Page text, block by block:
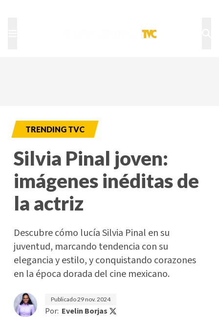
TRENDING TVC
Silvia Pinal joven:
imágenes inéditas de
la actriz
Descubre cómo lucía Silvia Pinal en su
juventud, marcando tendencia con su
elegancia y estilo, y conquistando corazones
en la época dorada del cine mexicano.
Publicado29 nov. 2024
Por: Evelin Borjas